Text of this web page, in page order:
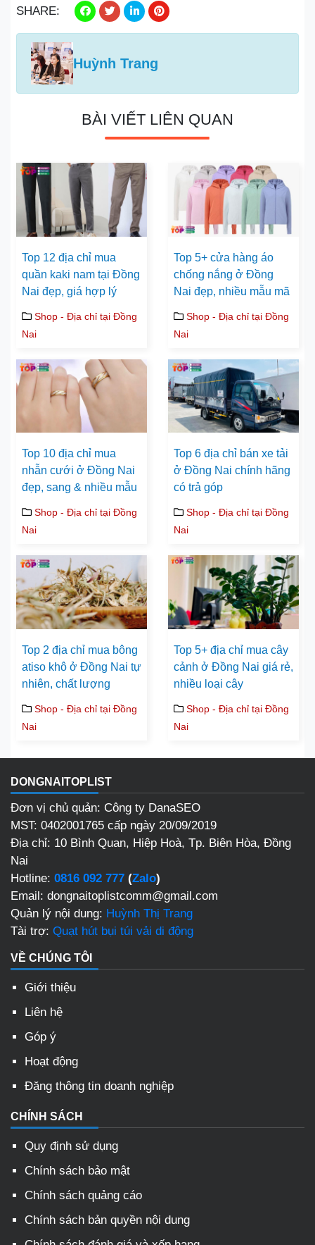
SHARE:
Huỳnh Trang
BÀI VIẾT LIÊN QUAN
Top 12 địa chỉ mua
quần kaki nam tại Đồng
Nai đẹp, giá hợp lý
Shop - Địa chỉ tại Đồng
Nai
Top 5+ cửa hàng áo
chống nắng ở Đồng
Nai đẹp, nhiều mẫu mã
Shop - Địa chỉ tại Đồng
Nai
Top 10 địa chỉ mua
nhẫn cưới ở Đồng Nai
đẹp, sang & nhiều mẫu
Shop - Địa chỉ tại Đồng
Nai
Top 6 địa chỉ bán xe tải
ở Đồng Nai chính hãng
có trả góp
Shop - Địa chỉ tại Đồng
Nai
Top 2 địa chỉ mua bông
atiso khô ở Đồng Nai tự
nhiên, chất lượng
Shop - Địa chỉ tại Đồng
Nai
Top 5+ địa chỉ mua cây
cảnh ở Đồng Nai giá rẻ,
nhiều loại cây
Shop - Địa chỉ tại Đồng
Nai
DONGNAITOPLIST
Đơn vị chủ quản: Công ty DanaSEO
MST: 0402001765 cấp ngày 20/09/2019
Địa chỉ: 10 Bình Quan, Hiệp Hoà, Tp. Biên Hòa, Đồng
Nai
Hotline: 0816 092 777 (Zalo)
Email: dongnaitoplistcomm@gmail.com
Quản lý nội dung: Huỳnh Thị Trang
Tài trợ: Quạt hút bụi túi vải di động
VỀ CHÚNG TÔI
Giới thiệu
Liên hệ
Góp ý
Hoạt động
Đăng thông tin doanh nghiệp
CHÍNH SÁCH
Quy định sử dụng
Chính sách bảo mật
Chính sách quảng cáo
Chính sách bản quyền nội dung